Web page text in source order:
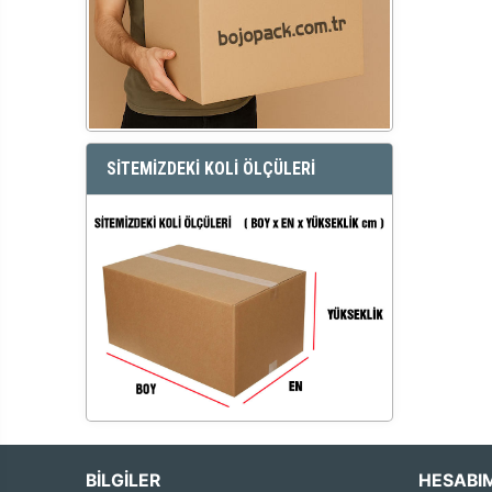
SİTEMİZDEKİ KOLİ ÖLÇÜLERİ
BİLGİLER